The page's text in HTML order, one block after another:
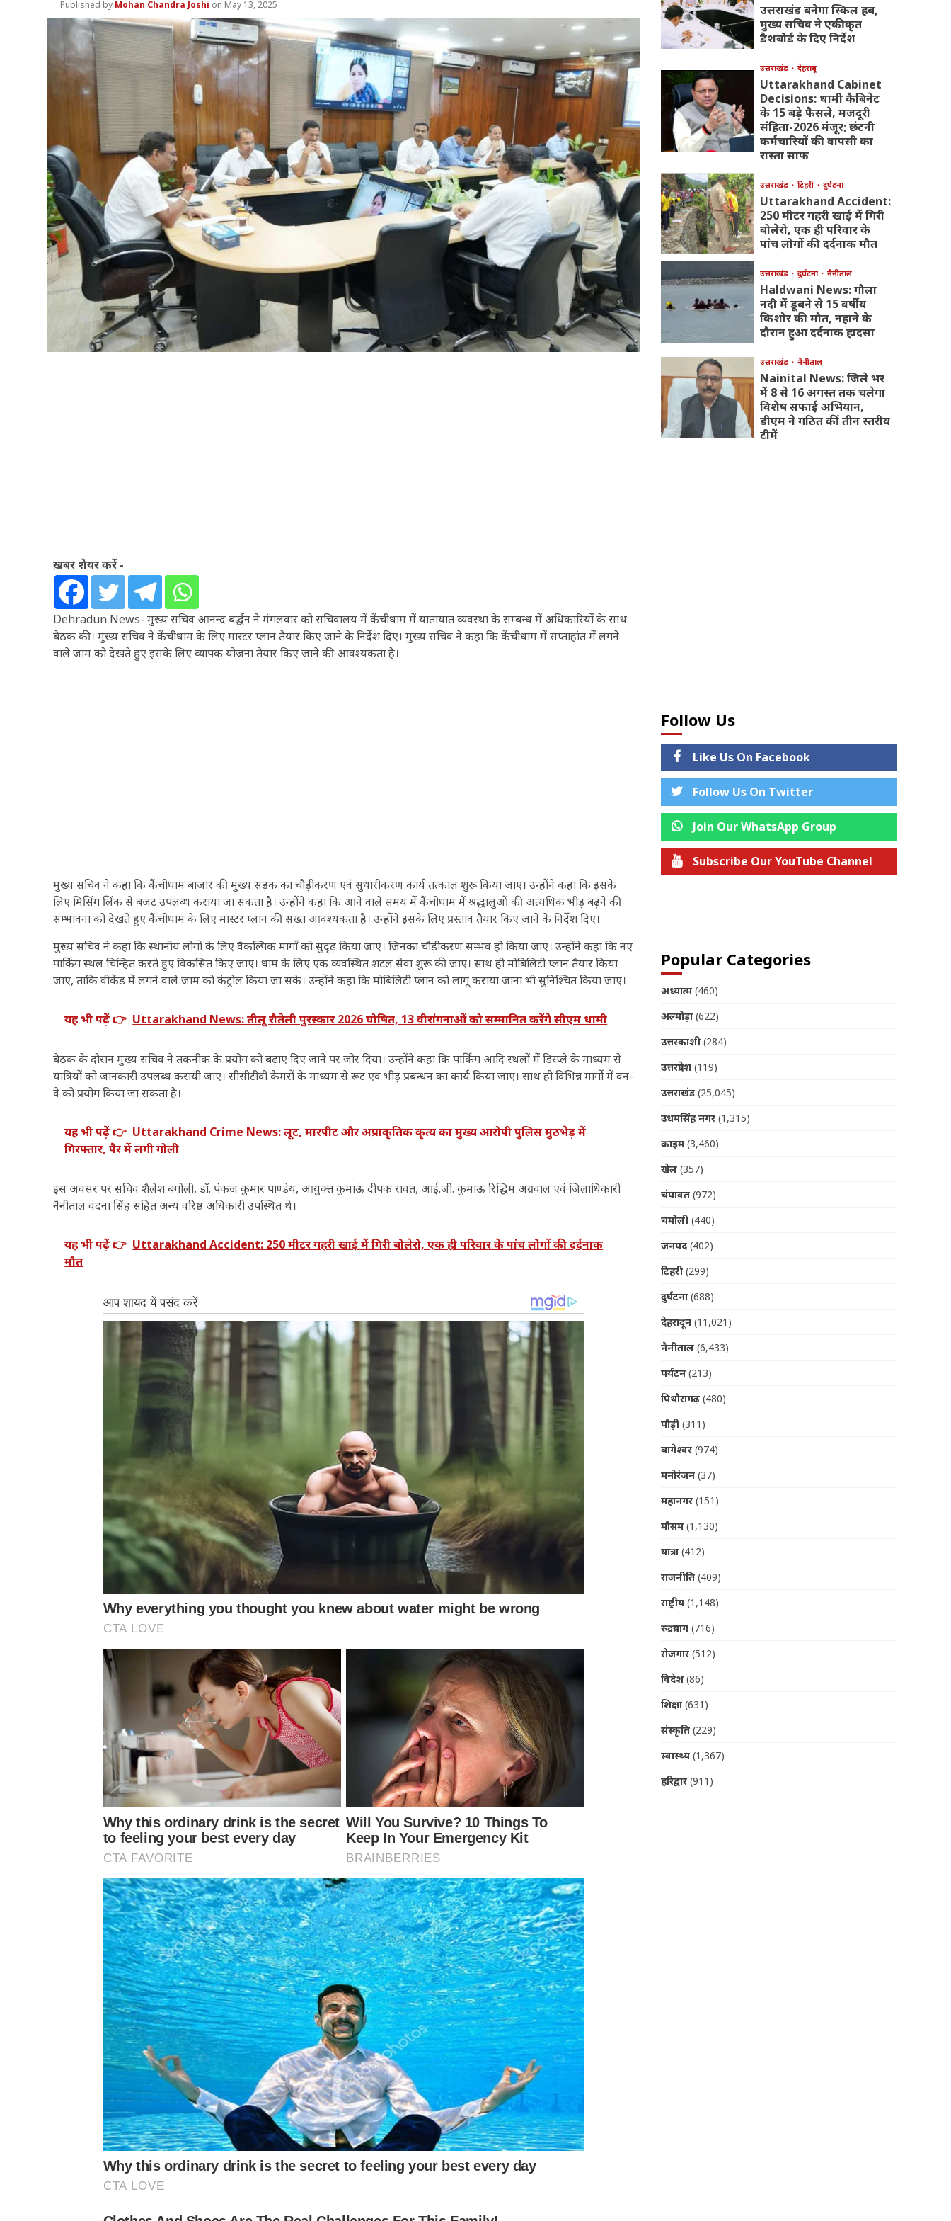
Mohan Chandra Joshi May 13, 2025
ख़बर शेयर करें -
Dehradun News- मुख्य सचिव आनन्द बर्द्धन ने मंगलवार को सचिवालय में कैंचीधाम में यातायात व्यवस्था के सम्बन्ध में अधिकारियों के साथ
बैठक की। मुख्य सचिव ने कैंचीधाम के लिए मास्टर प्लान तैयार किए जाने के निर्देश दिए। मुख्य सचिव ने कहा कि कैंचीधाम में सप्ताहांत में लगने
वाले जाम को देखते हुए इसके लिए व्यापक योजना तैयार किए जाने की आवश्यकता है।
मुख्य सचिव ने कहा कि कैंचीधाम बाजार की मुख्य सड़क का चौड़ीकरण एवं सुधारीकरण कार्य तत्काल शुरू किया जाए। उन्होंने कहा कि इसके
लिए मिसिंग लिंक से बजट उपलब्ध कराया जा सकता है। उन्होंने कहा कि आने वाले समय में कैंचीधाम में श्रद्धालुओं की अत्यधिक भीड़ बढ़ने की
सम्भावना को देखते हुए कैंचीधाम के लिए मास्टर प्लान की सख्त आवश्यकता है। उन्होंने इसके लिए प्रस्ताव तैयार किए जाने के निर्देश दिए।
मुख्य सचिव ने कहा कि स्थानीय लोगों के लिए वैकल्पिक मार्गों को सुदृढ़ किया जाए। जिनका चौड़ीकरण सम्भव हो किया जाए। उन्होंने कहा कि नए
पार्किंग स्थल चिन्हित करते हुए विकसित किए जाए। धाम के लिए एक व्यवस्थित शटल सेवा शुरू की जाए। साथ ही मोबिलिटी प्लान तैयार किया
जाए, ताकि वीकेंड में लगने वाले जाम को कंट्रोल किया जा सके। उन्होंने कहा कि मोबिलिटी प्लान को लागू कराया जाना भी सुनिश्चित किया जाए।
यह भी पढ़ें 👉 Uttarakhand News: तीलू रौतेली पुरस्कार 2026 घोषित, 13 वीरांगनाओं को सम्मानित करेंगे सीएम धामी
बैठक के दौरान मुख्य सचिव ने तकनीक के प्रयोग को बढ़ाए दिए जाने पर जोर दिया। उन्होंने कहा कि पार्किंग आदि स्थलों में डिस्प्ले के माध्यम से
यात्रियों को जानकारी उपलब्ध करायी जाए। सीसीटीवी कैमरों के माध्यम से रूट एवं भीड़ प्रबन्धन का कार्य किया जाए। साथ ही विभिन्न मार्गो में वन-
वे को प्रयोग किया जा सकता है।
यह भी पढ़ें 👉 Uttarakhand Crime News: लूट, मारपीट और अप्राकृतिक कृत्य का मुख्य आरोपी पुलिस मुठभेड़ में
गिरफ्तार, पैर में लगी गोली
इस अवसर पर सचिव शैलेश बगोली, डॉ. पंकज कुमार पाण्डेय, आयुक्त कुमाऊं दीपक रावत, आई.जी. कुमाऊ रिद्धिम अग्रवाल एवं जिलाधिकारी
नैनीताल वंदना सिंह सहित अन्य वरिष्ठ अधिकारी उपस्थित थे।
यह भी पढ़ें 👉 Uttarakhand Accident: 250 मीटर गहरी खाई में गिरी बोलेरो, एक ही परिवार के पांच लोगों की दर्दनाक
मौत
उत्तराखंड बनेगा स्किल हब,
मुख्य सचिव ने एकीकृत
डैशबोर्ड के दिए निर्देश
उत्तराखंड देहरादून
Uttarakhand Cabinet
Decisions: धामी कैबिनेट
के 15 बड़े फैसले, मजदूरी
संहिता-2026 मंजूर; छंटनी
कर्मचारियों की वापसी का
रास्ता साफ
उत्तराखंड टिहरी दुर्घटना
Uttarakhand Accident:
250 मीटर गहरी खाई में गिरी
बोलेरो, एक ही परिवार के
पांच लोगों की दर्दनाक मौत
उत्तराखंड दुर्घटना नैनीताल
Haldwani News: गौला
नदी में डूबने से 15 वर्षीय
किशोर की मौत, नहाने के
दौरान हुआ दर्दनाक हादसा
उत्तराखंड नैनीताल
Nainital News: जिले भर
में 8 से 16 अगस्त तक चलेगा
विशेष सफाई अभियान,
डीएम ने गठित कीं तीन स्तरीय
टीमें
Follow Us
Like Us On Facebook
Follow Us On Twitter
Join Our WhatsApp Group
Subscribe Our YouTube Channel
Popular Categories
अध्यात्म(460)
अल्मोड़ा(622)
उत्तरकाशी(284)
उत्तरप्रदेश(119)
उत्तराखंड(25,045)
उधमसिंह नगर(1,315)
क्राइम(3,460)
खेल(357)
चंपावत(972)
चमोली(440)
जनपद(402)
टिहरी(299)
दुर्घटना(688)
देहरादून(11,021)
नैनीताल(6,433)
पर्यटन(213)
पिथौरागढ़(480)
पौड़ी(311)
बागेश्वर(974)
मनोरंजन(37)
महानगर(151)
मौसम(1,130)
यात्रा(412)
राजनीति(409)
राष्ट्रीय(1,148)
रुद्रप्रयाग(716)
रोजगार(512)
विदेश(86)
शिक्षा(631)
संस्कृति(229)
स्वास्थ्य(1,367)
हरिद्वार(911)